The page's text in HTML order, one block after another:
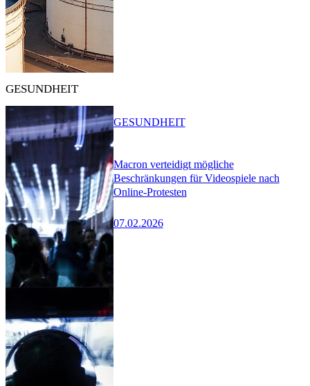
GESUNDHEIT
Macron verteidigt mögliche
Beschränkungen für Videospiele nach
Online-Protesten
07.02.2026
GESUNDHEIT